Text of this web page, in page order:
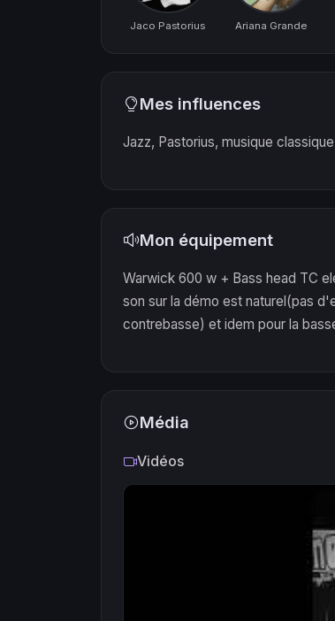
Jaco Pastorius Ariana Grande
Mes influences
Jazz, Pastorius, musique
Mon équipement
Warwick 600 w + Bass head TC
son sur la démo est naturel(pas
contrebasse) et idem pour la
Média
Vidéos